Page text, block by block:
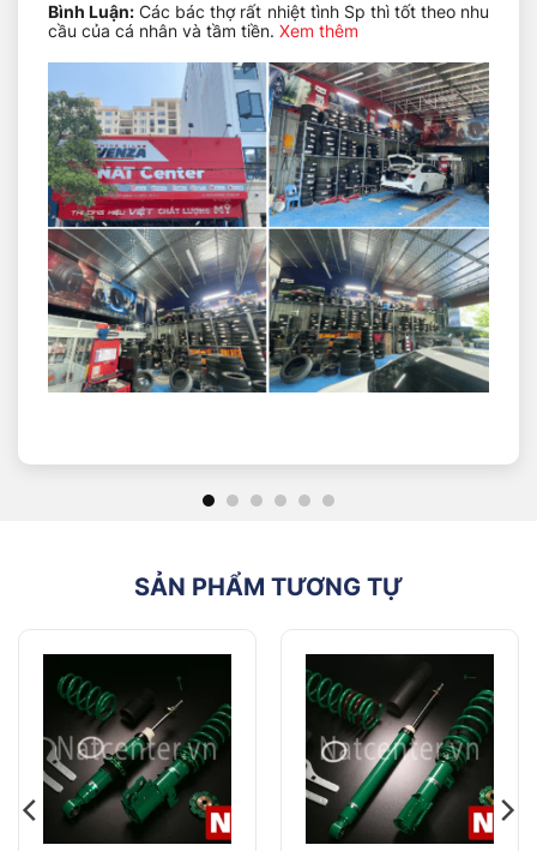
Nếu bạn đang tìm kiếm một giải pháp nâng cấp hiệu
suất và độ bền cho chiếc xe Toyota Innova của mình,
không nên bỏ lỡ phuộc Tein EnduraPro Plus. Với các
tính năng vượt trội và chất lượng đỉnh cao, sản phẩm
này sẽ là sự lựa chọn hoàn hảo cho bạn.
Bình Luận: Các bác thợ rất nhiệt tình Sp thì tốt theo nhu
cầu của cá nhân và tầm tiền. Xem thêm
SẢN PHẨM TƯƠNG TỰ